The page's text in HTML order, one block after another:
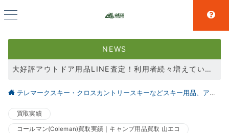
NEWS
大好評アウトドア用品LINE査定！利用者続々増えています！
登山用品買取強化中！
スキー用品買取強化中！
テレマークスキー・クロスカントリースキーなどスキー用品、アウトドア、キャンプ用品の買取なら仙台の【山とエコ】
買取実績
コールマン(Coleman)買取実績｜キャンプ用品買取 山エコ